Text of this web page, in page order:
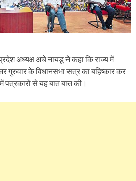
अध्यक्ष अचे नायडू ने कहा कि राज्य में
गुरुवार के विधानसभा सत्र का बहिष्कार कर
पत्रकारों से यह बात बात की।